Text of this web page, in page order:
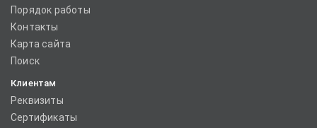
Порядок работы
Контакты
Карта сайта
Поиск
Клиентам
Реквизиты
Сертификаты